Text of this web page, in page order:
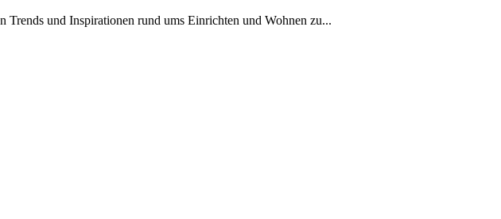
Trends und Inspirationen rund ums Einrichten und Wohnen zu...